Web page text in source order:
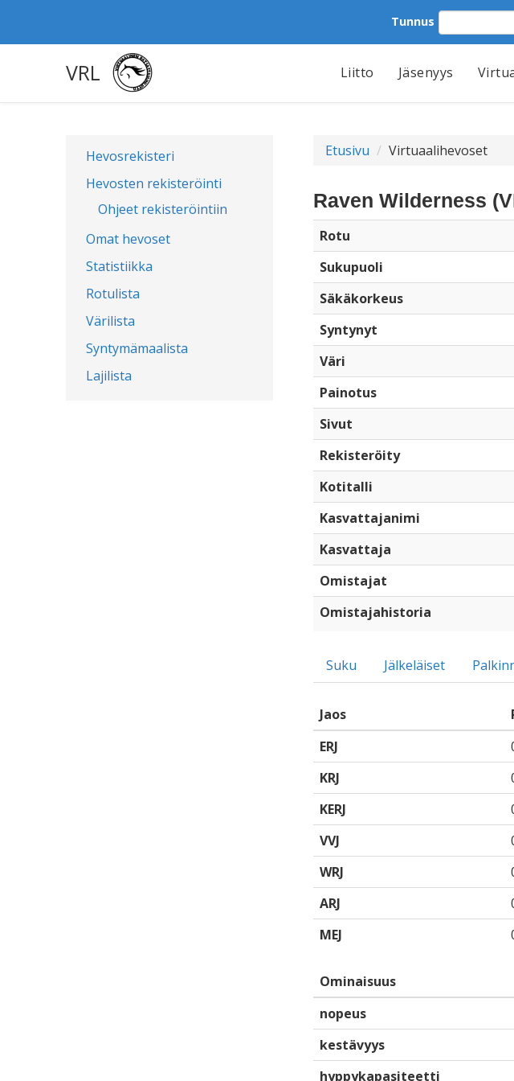
Tunnus
VRL Liitto Jäsenyys
Hevosrekisteri
Hevosten rekisteröinti
Ohjeet rekisteröintiin
Omat hevoset
Statistiikka
Rotulista
Värilista
Syntymämaalista
Lajilista
Etusivu Virtuaalihevoset
Raven Wilderness
Rotu
Sukupuoli
Säkäkorkeus
Syntynyt
Väri
Painotus
Sivut
Rekisteröity
Kotitalli
Kasvattajanimi
Kasvattaja
Omistajat
Omistajahistoria
Suku Jälkeläiset
Jaos
ERJ
KRJ
KERJ
VVJ
WRJ
ARJ
MEJ
Ominaisuus
nopeus
kestävyys
hyppykapasiteetti